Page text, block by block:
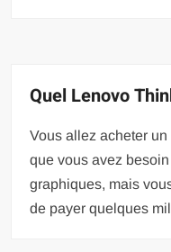
Quel Lenovo
Vous allez acheter
que vous avez
graphiques, mais
de payer quelques